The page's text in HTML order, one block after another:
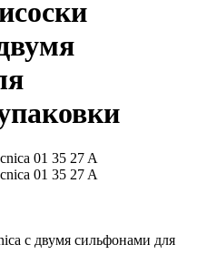
с двумя сильфонами для